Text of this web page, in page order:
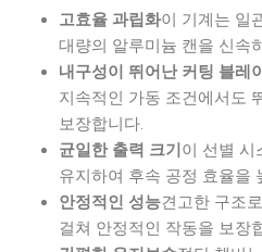
고효율 과립화이 기계는 일
대량의 알루미늄 캔을 신속
내구성이 뛰어난 커팅 블레
지속적인 가동 조건에서도
보장합니다.
균일한 출력 크기 이 선별 시
유지하여 후속 공정 효율을
안정적인 성능견고한 구조
걸쳐 안정적인 작동을 보장